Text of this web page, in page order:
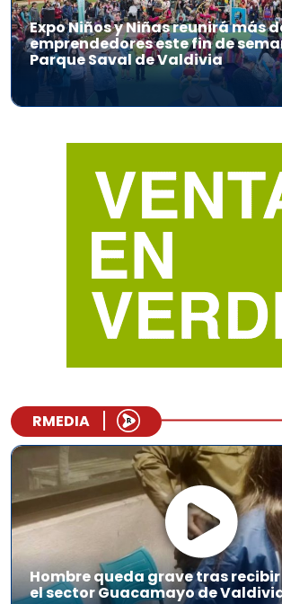
Expo Niños y Niñas reunirá más
emprendedores este fin de
Parque Saval de Valdivia
RMEDIA
Hombre queda grave tras
el sector Guacamayo de